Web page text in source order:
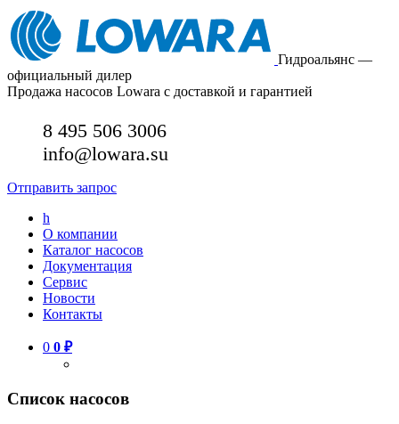
Гидроальянс —
официальный дилер
Продажа насосов Lowara с доставкой и гарантией
8 495 506 3006
info@lowara.su
Отправить запрос
h
О компании
Каталог насосов
Документация
Сервис
Новости
Контакты
0 0 ₽
Список насосов